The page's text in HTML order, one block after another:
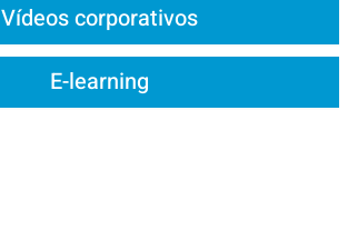
Vídeos corporativos
E-learning